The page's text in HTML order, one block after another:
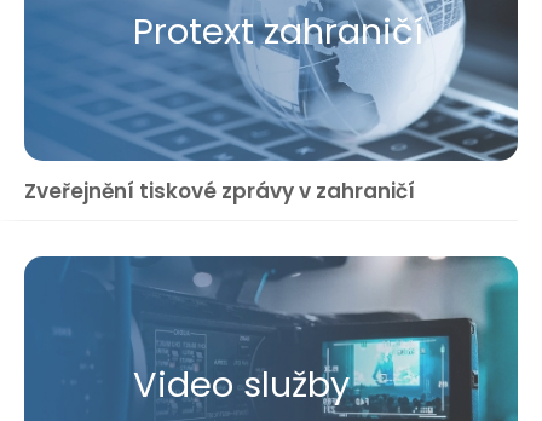
Protext zahraničí
Zveřejnění tiskové zprávy v zahraničí
Video služby